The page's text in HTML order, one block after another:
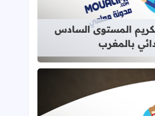
قراءة المزيد عن سور القرآن الكريم
المستوى السادس
بالمغرب